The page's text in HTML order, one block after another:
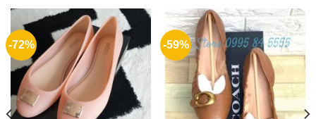
-36% -29%